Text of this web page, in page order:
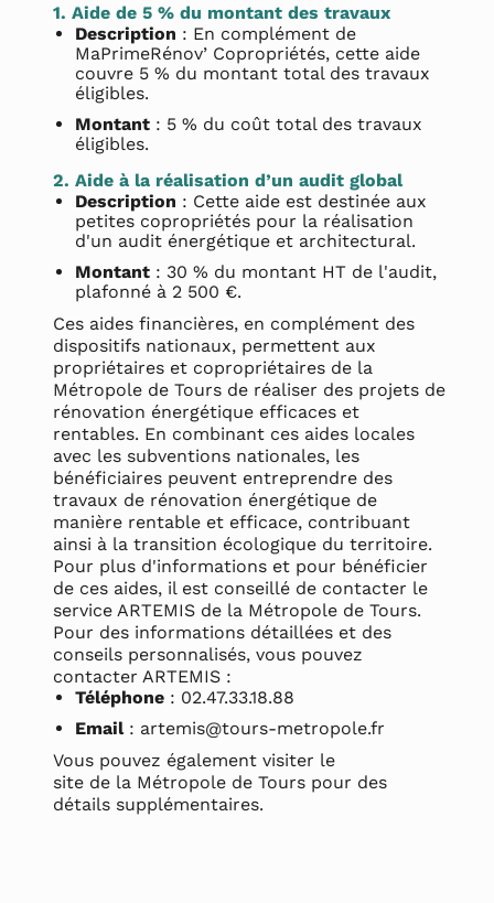
1. Aide de 5 % du montant des travaux
Description : En complément de
MaPrimeRénov’ Copropriétés, cette aide
couvre 5 % du montant total des travaux
éligibles.
Montant : 5 % du coût total des travaux
éligibles.
2. Aide à la réalisation d’un audit global
Description : Cette aide est destinée aux
petites copropriétés pour la réalisation
d'un audit énergétique et architectural.
Montant : 30 % du montant HT de l'audit,
plafonné à 2 500 €.
Ces aides financières, en complément des
dispositifs nationaux, permettent aux
propriétaires et copropriétaires de la
Métropole de Tours de réaliser des projets de
rénovation énergétique efficaces et
rentables. En combinant ces aides locales
avec les subventions nationales, les
bénéficiaires peuvent entreprendre des
travaux de rénovation énergétique de
manière rentable et efficace, contribuant
ainsi à la transition écologique du territoire.
Pour plus d'informations et pour bénéficier
de ces aides, il est conseillé de contacter le
service ARTEMIS de la Métropole de Tours.
Pour des informations détaillées et des
conseils personnalisés, vous pouvez
contacter ARTEMIS :
Téléphone : 02.47.33.18.88
Email: artemis@tours-metropole.fr
Vous pouvez également visiter le
site de la Métropole de Tours pour des
détails supplémentaires.